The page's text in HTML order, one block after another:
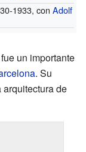
1933, conAdolf
un importante
. Su
de